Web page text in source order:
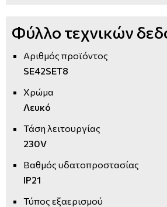
Φύλλο τεχνικών
Αριθμός προϊόντος
SE42SET8
Χρώμα
Λευκό
Τάση λειτουργίας
230V
Βαθμός υδατοπροστασίας
IP21
Τύπος εξαερισμού